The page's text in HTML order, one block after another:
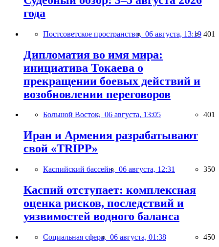
года
Постсоветское пространство, 06 августа, 13:19 401
Дипломатия во имя мира:
инициатива Токаева о
прекращении боевых действий и
возобновлении переговоров
Большой Восток, 06 августа, 13:05 401
Иран и Армения разрабатывают
свой «TRIPP»
Каспийский бассейн, 06 августа, 12:31 350
Каспий отступает: комплексная
оценка рисков, последствий и
уязвимостей водного баланса
Социальная сфера, 06 августа, 01:38 450